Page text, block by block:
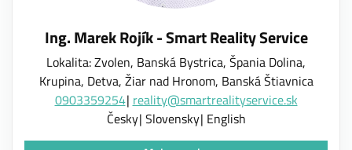
Ing. Marek Rojík - Smart Reality Service
Lokalita: Zvolen, Banská Bystrica, Špania Dolina,
Krupina, Detva, Žiar nad Hronom, Banská Štiavnica
0903359254 reality@smartrealityservice.sk
Česky Slovensky English